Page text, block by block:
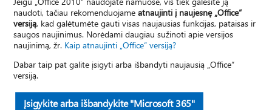
naudoti, tačiau rekomenduojameatnaujinti į naujesnę „Office“
versiją, kad galėtumėte gauti visas naujausias funkcijas, pataisas ir
saugos naujinimus. Norėdami daugiau sužinoti apie versijos
naujinimą, žr. Kaip atnaujinti „Office“ versiją?
Dabar taip pat galite įsigyti arba išbandyti naujausią „Office“
versiją.
Įsigykite arba išbandykite "Microsoft 365"